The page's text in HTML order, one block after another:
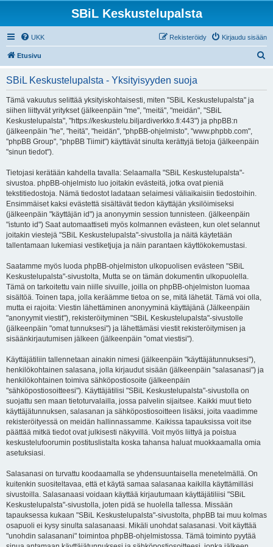
SBiL Keskustelupalsta
UKK Kirjaudu sisään
Rekisteröidy
Etusivu
SBiL Keskustelupalsta - Yksityisyyden suoja
Tämä vakuutus selittää yksityiskohtaisesti, miten "SBiL Keskustelupalsta" ja
siihen liittyvät yritykset (jälkeenpäin "me", "meitä", "meidän", "SBiL
Keskustelupalsta", "https://keskustelu.biljardiverkko.fi:443") ja phpBB:n
(jälkeenpäin "he", "heitä", "heidän", "phpBB-ohjelmisto", "www.phpbb.com",
"phpBB Group", "phpBB Tiimit") käyttävät sinulta kerättyjä tietoja (jälkeenpäin
"sinun tiedot").
Tietojasi kerätään kahdella tavalla: Selaamalla "SBiL Keskustelupalsta"-
sivustoa. phpBB-ohjelmisto luo joitakin evästeitä, jotka ovat pieniä
tekstitiedostoja. Nämä tiedostot ladataan selaimesi väliaikaisiin tiedostoihin.
Ensimmäiset kaksi evästettä sisältävät tiedon käyttäjän yksilöimiseksi
(jälkeenpäin "käyttäjän id") ja anonyymin session tunnisteen. (jälkeenpäin
"istunto id") Saat automaattiseti myös kolmannen evästeen, kun olet selannut
joitakin viestejä "SBiL Keskustelupalsta"-sivustolla ja näitä käytetään
tallentamaan lukemiasi vestiketjuja ja näin parantaen käyttökokemustasi.
Saatamme myös luoda phpBB-ohjelmiston ulkopuolisen evästeen "SBiL
Keskustelupalsta"-sivustolta, Mutta se on tämän dokumentin ulkopuolella.
Tämä on tarkoitettu vain niille sivuille, joilla on phpBB-ohjelmiston luomaa
sisältöä. Toinen tapa, jolla keräämme tietoa on se, mitä lähetät. Tämä voi olla,
mutta ei rajoita: Viestin lähettäminen anonyyminä käyttäjänä (Jälkeenpäin
"anonyymit viestit"), rekisteröityminen "SBiL Keskustelupalsta"-sivustolle
(jälkeenpäin "omat tunnuksesi") ja lähettämäsi viestit rekisteröitymisen ja
sisäänkirjautumisen jälkeen (jälkeenpäin "omat viestisi").
Käyttäjätiliin tallennetaan ainakin nimesi (jälkeenpäin "käyttäjätunnuksesi"),
henkilökohtainen salasana, jolla kirjaudut sisään (jälkeenpäin "salasanasi") ja
henkilökohtainen toimiva sähköpostiosoite (jälkeenpäin
"sähköpostiosoitteesi"). Käyttäjätilisi "SBiL Keskustelupalsta"-sivustolla on
suojattu sen maan tietoturvalailla, jossa palvelin sijaitsee. Kaikki muut tieto
käyttäjätunnuksen, salasanan ja sähköpostiosoitteen lisäksi, joita vaadimme
rekisteröityessä on meidän hallinnassamme. Kaikissa tapauksissa voit itse
päättää mitkä tiedot ovat julkisesti näkyvillä. Voit myös liittyä ja poistua
keskustelufoorumin postituslistalta koska tahansa haluat muokkaamalla omia
asetuksiasi.
Salasanasi on turvattu koodaamalla se yhdensuuntaisella menetelmällä. On
kuitenkin suositeltavaa, että et käytä samaa salasanaa kaikilla käyttämilläsi
sivustoilla. Salasanaasi voidaan käyttää kirjautumaan käyttäjätiliisi "SBiL
Keskustelupalsta"-sivustolla, joten pidä se huolella tallessa. Missään
tapauksessa kukaan "SBiL Keskustelupalsta"-sivustolta, phpBB tai muu kolmas
osapuoli ei kysy sinulta salasanaasi. Mikäli unohdat salasanasi. Voit käyttää
"unohdin salasanani" toimintoa phpBB-ohjelmistossa. Tämä toiminto pyytää